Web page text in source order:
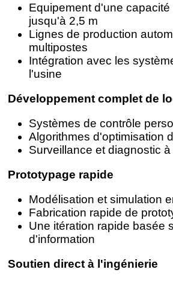
Equipement d'une
jusqu'à 2,5 m
Lignes de production
multipostes
Intégration avec les
l'usine
Développement complet de
Systèmes de contrôle
Algorithmes d'optimisation
Surveillance et diagnostic
Prototypage rapide
Modélisation et simulation
Fabrication rapide de
Une itération rapide basée
d'information
Soutien direct à l'ingénierie